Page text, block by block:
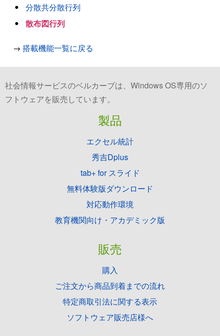
分散共分散行列
散布図行列
→搭載機能一覧に戻る
社会情報サービスのベルカーブは、Windows OS専用のソ
フトウェアを販売しています。
製品
エクセル統計
秀吉Dplus
tab+ for スライド
無料体験版ダウンロード
対応動作環境
教育機関向け・アカデミック版
販売
購入
ご注文から商品到着までの流れ
特定商取引法に関する表示
ソフトウェア販売店様へ